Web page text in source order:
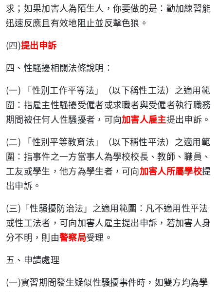
求；如果加害人為陌生人，你要做的是：勤加練習能
迅速反應且有效地阻止並反擊色狼。
(四 )提出申訴
四、性騷擾相關法條說明：
(一)
「性別工作平等法」（以下稱性工法）之適用範
圍：指雇主性騷擾受僱者或求職者與受僱者執行職務
期間被任何人性騷擾者，可向加害人雇主提出申訴。
(二)
「性別平等教育法」（以下稱性平法）之適用範
圍：指事件之一方當事人為學校校長、教師、職員、
工友或學生，他方為學生者，可向加害人所屬學校提
出申訴。
(三) 「性騷擾防治法」之適用範圍：凡不適用性平法
或性工法者，可向加害人雇主提出申訴，若加害人身
分不明，則由警察局受理。
五、申請處理
(一)實習期間發生疑似性騷擾事件時，如雙方均為學